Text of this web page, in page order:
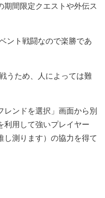
間限定クエストや外伝ス
ント戦闘なので楽勝であ
うため、人によっては難
レンドを選択」画面から別
利用して強いプレイヤー
し測ります）の協力を得て